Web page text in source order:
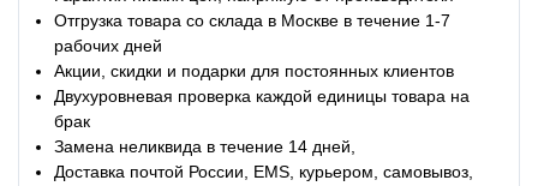
Отгрузка товара со склада в Москве в течение 1-7
рабочих дней
Акции, скидки и подарки для постоянных клиентов
Двухуровневая проверка каждой единицы товара на
брак
Замена неликвида в течение 14 дней,
Доставка почтой России, EMS, курьером, самовывоз,